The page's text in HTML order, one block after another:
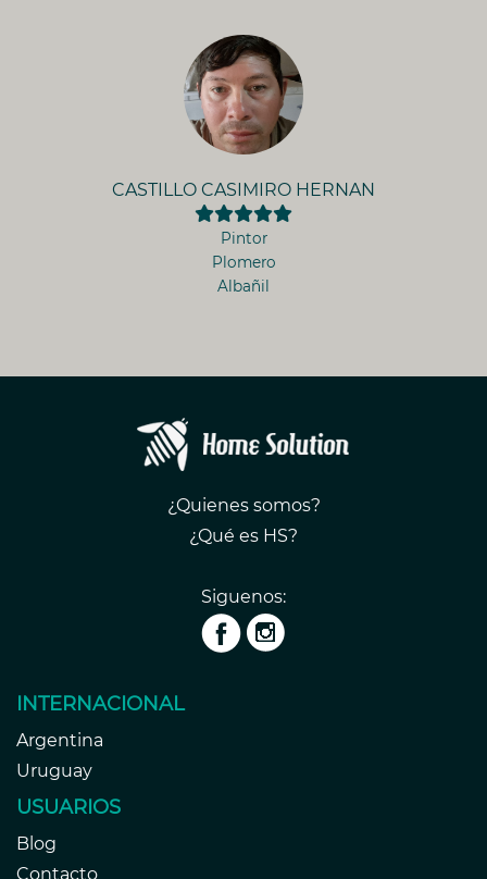
CASTILLO CASIMIRO HERNAN
Pintor
Plomero
Albañil
¿Quienes somos?
¿Qué es HS?
Siguenos:
INTERNACIONAL
Argentina
Uruguay
USUARIOS
Blog
Contacto